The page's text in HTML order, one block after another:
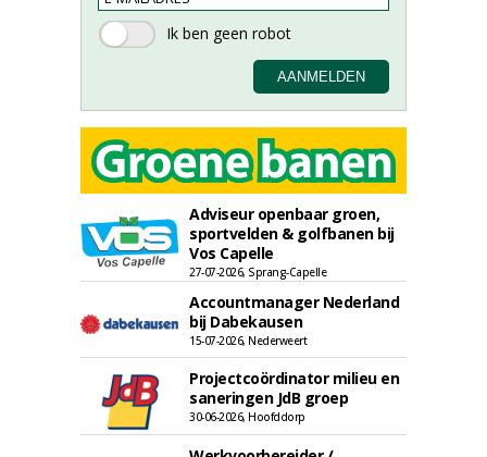
Adviseur openbaar groen,
sportvelden & golfbanen bij
Vos Capelle
27-07-2026, Sprang-Capelle
Accountmanager Nederland
bij Dabekausen
15-07-2026, Nederweert
Projectcoördinator milieu en
saneringen JdB groep
30-06-2026, Hoofddorp